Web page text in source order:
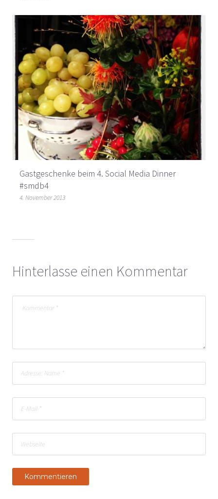
Gastgeschenke beim 4. Social Media Dinner
#smdb4
4. November 2013
Hinterlasse einen Kommentar